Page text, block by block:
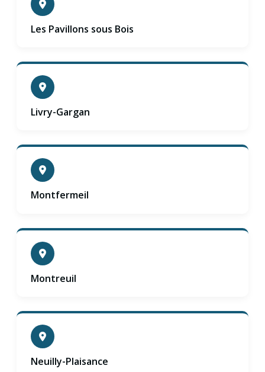
Les Pavillons sous Bois
Livry-Gargan
Montfermeil
Montreuil
Neuilly-Plaisance